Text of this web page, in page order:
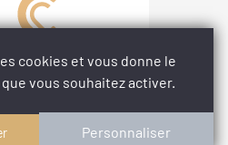
cookies et vous donne le
vous souhaitez activer.
Personnaliser